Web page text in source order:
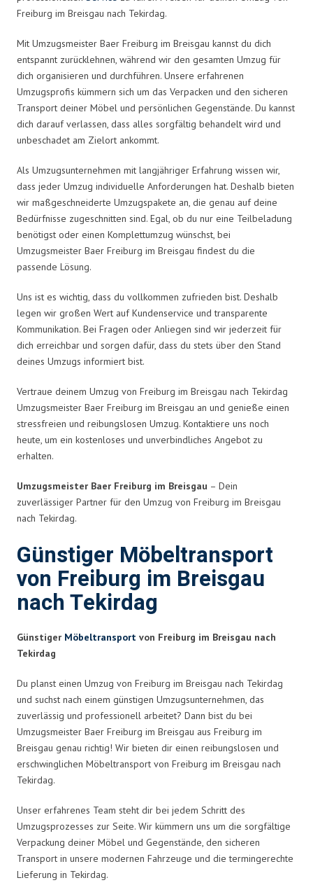
Freiburg im Breisgau nach Tekirdag.
Mit Umzugsmeister Baer Freiburg im Breisgau kannst du dich
entspannt zurücklehnen, während wir den gesamten Umzug für
dich organisieren und durchführen. Unsere erfahrenen
Umzugsprofis kümmern sich um das Verpacken und den sicheren
Transport deiner Möbel und persönlichen Gegenstände. Du kannst
dich darauf verlassen, dass alles sorgfältig behandelt wird und
unbeschadet am Zielort ankommt.
Als Umzugsunternehmen mit langjähriger Erfahrung wissen wir,
dass jeder Umzug individuelle Anforderungen hat. Deshalb bieten
wir maßgeschneiderte Umzugspakete an, die genau auf deine
Bedürfnisse zugeschnitten sind. Egal, ob du nur eine Teilbeladung
benötigst oder einen Komplettumzug wünschst, bei
Umzugsmeister Baer Freiburg im Breisgau findest du die
passende Lösung.
Uns ist es wichtig, dass du vollkommen zufrieden bist. Deshalb
legen wir großen Wert auf Kundenservice und transparente
Kommunikation. Bei Fragen oder Anliegen sind wir jederzeit für
dich erreichbar und sorgen dafür, dass du stets über den Stand
deines Umzugs informiert bist.
Vertraue deinem Umzug von Freiburg im Breisgau nach Tekirdag
Umzugsmeister Baer Freiburg im Breisgau an und genieße einen
stressfreien und reibungslosen Umzug. Kontaktiere uns noch
heute, um ein kostenloses und unverbindliches Angebot zu
erhalten.
Umzugsmeister Baer Freiburg im Breisgau – Dein
zuverlässiger Partner für den Umzug von Freiburg im Breisgau
nach Tekirdag.
Günstiger Möbeltransport
von Freiburg im Breisgau
nach Tekirdag
Günstiger Möbeltransport von Freiburg im Breisgau nach
Tekirdag
Du planst einen Umzug von Freiburg im Breisgau nach Tekirdag
und suchst nach einem günstigen Umzugsunternehmen, das
zuverlässig und professionell arbeitet? Dann bist du bei
Umzugsmeister Baer Freiburg im Breisgau aus Freiburg im
Breisgau genau richtig! Wir bieten dir einen reibungslosen und
erschwinglichen Möbeltransport von Freiburg im Breisgau nach
Tekirdag.
Unser erfahrenes Team steht dir bei jedem Schritt des
Umzugsprozesses zur Seite. Wir kümmern uns um die sorgfältige
Verpackung deiner Möbel und Gegenstände, den sicheren
Transport in unsere modernen Fahrzeuge und die termingerechte
Lieferung in Tekirdag.